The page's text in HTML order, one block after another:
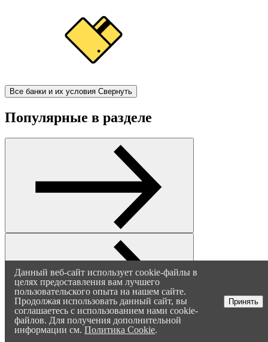
Все банки и их условия Свернуть
Популярные в разделе
Данный веб-сайт использует cookie-файлы в
целях предоставления вам лучшего
пользовательского опыта на нашем сайте.
Продолжая использовать данный сайт, вы
соглашаетесь с использованием нами cookie-
файлов. Для получения дополнительной
информации см.Политика Cookie.
Принять